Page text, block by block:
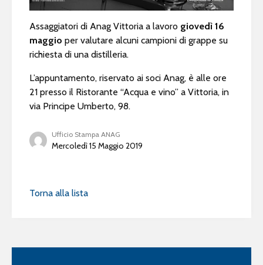
Assaggiatori di Anag Vittoria a lavoro giovedì 16
maggio per valutare alcuni campioni di grappe su
richiesta di una distilleria.
L’appuntamento, riservato ai soci Anag, è alle ore
21 presso il Ristorante “Acqua e vino” a Vittoria, in
via Principe Umberto, 98.
Ufficio Stampa ANAG
Mercoledì 15 Maggio 2019
Torna alla lista